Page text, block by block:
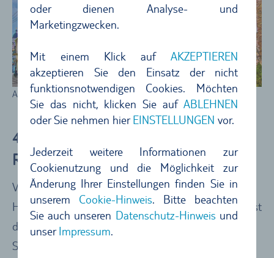
oder dienen Analyse- und
Marketingzwecken.
Mit einem Klick aufAKZEPTIEREN
akzeptieren Sie den Einsatz der nicht
funktionsnotwendigen Cookies. Möchten
Sie das nicht, klicken Sie aufABLEHNEN
oder Sie nehmen hierEINSTELLUNGEN vor.
Jederzeit weitere Informationen zur
Cookienutzung und die Möglichkeit zur
Änderung Ihrer Einstellungen finden Sie in
unserem Cookie-Hinweis. Bitte beachten
Sie auch unseren Datenschutz-Hinweis und
unserImpressum.
Altstadt von Vilnius
4.) Cēsis und Nationalpark Gauja –
Roadtrip durch grandiose Landschaften
Von Litauen geht es weiter ins lettische Cēsis.
Highlight des pittoresken Städtchens an der Gauja ist
die märchenhafte Ruine der
Schwertbrüderordensburg Wenden, die im Herz des